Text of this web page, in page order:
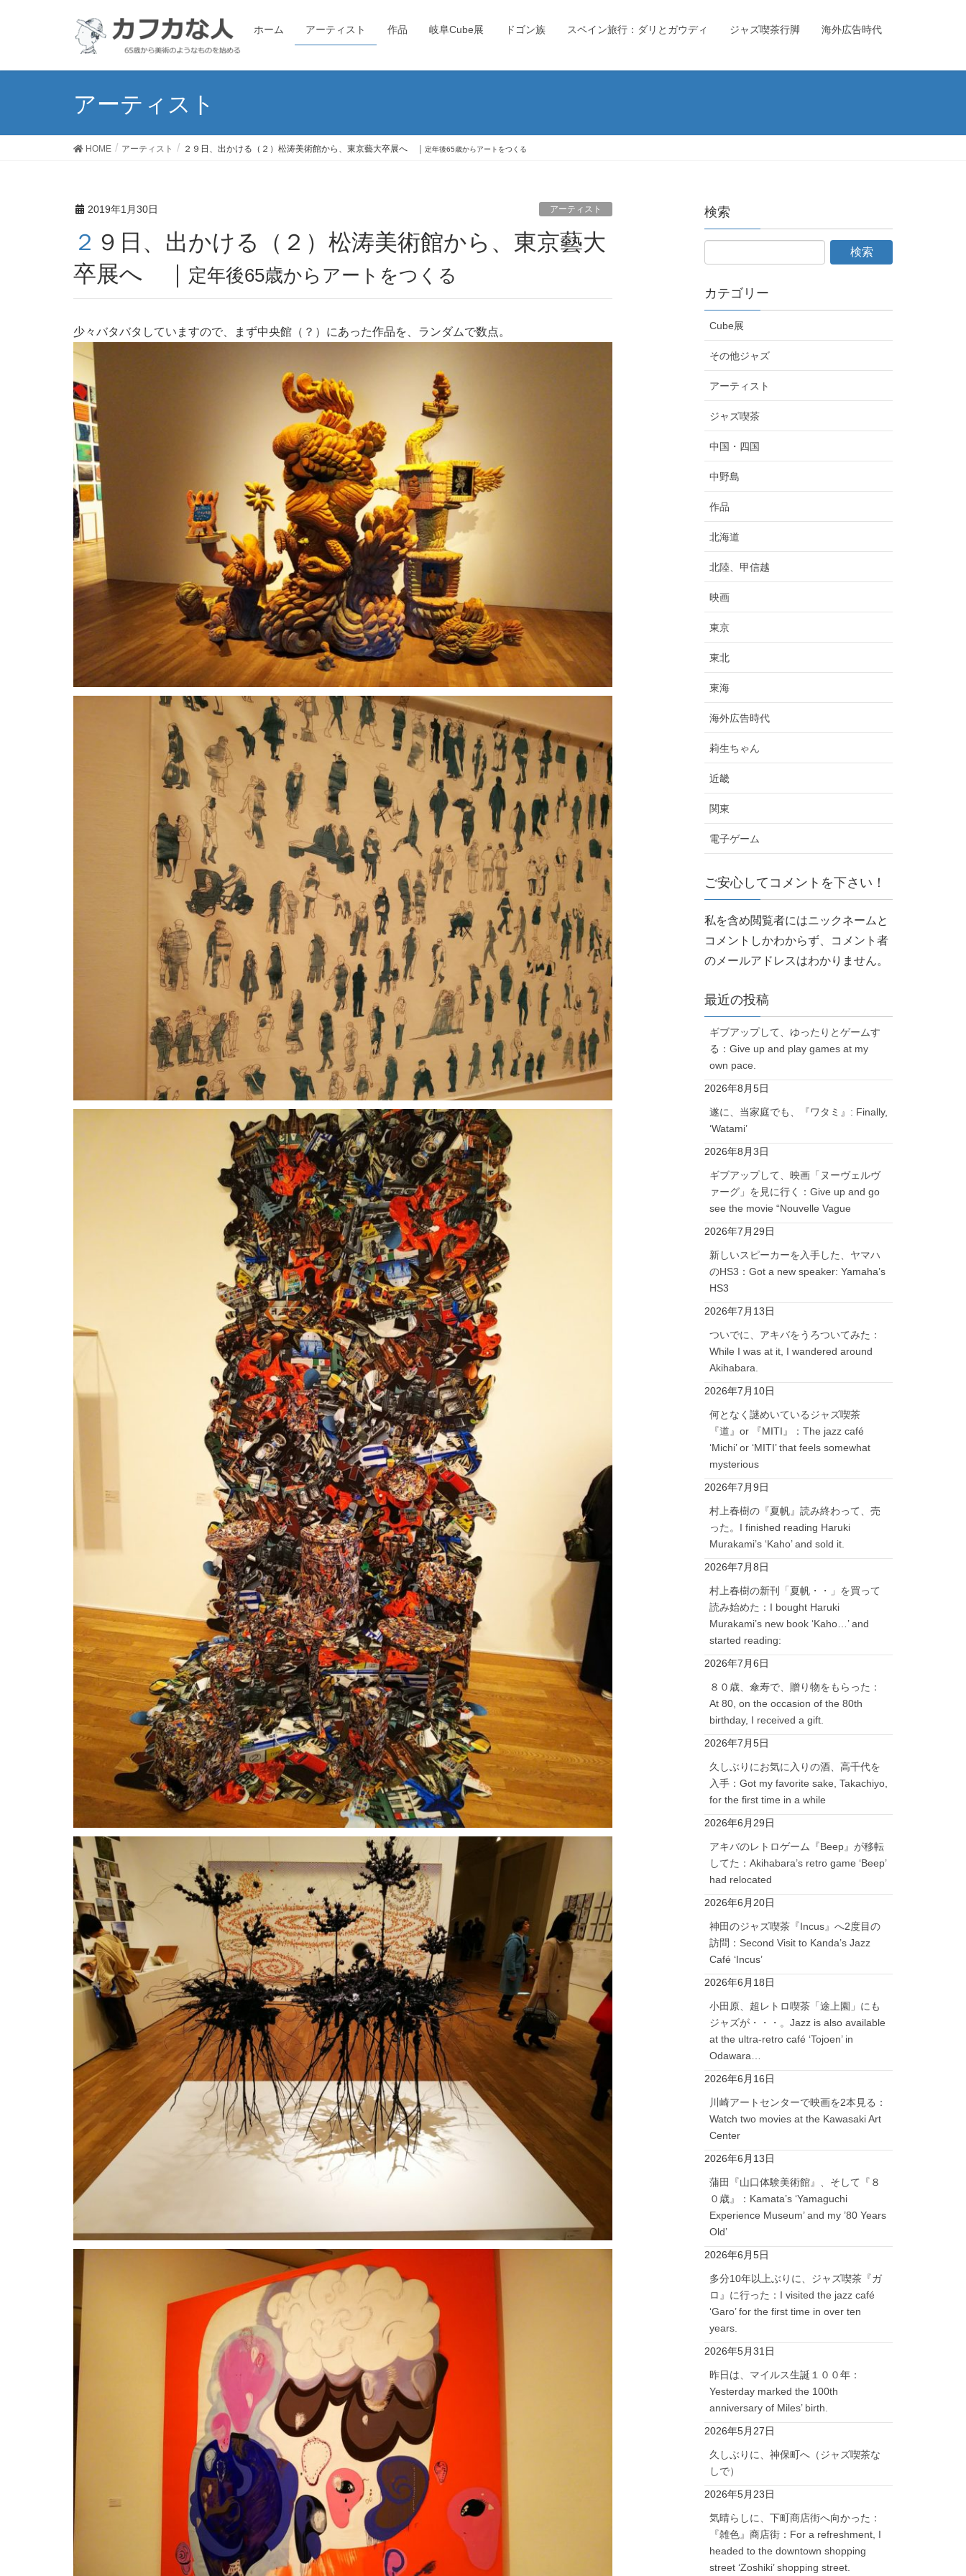
ホーム アーティスト 作品 岐阜Cube展 ドゴン族 スペイン旅行：ダリとガウディ ジャズ喫茶行脚 海外広告時代
アーティスト
HOME アーティスト ２９日、出かける（２）松涛美術館から、東京藝大卒展へ ｜ 定年後65歳からアートをつくる
2019年1月30日 アーティスト
２９日、出かける（２）松涛美術館から、東京藝大
卒展へ ｜
定年後65歳からアートをつくる
少々バタバタしていますので、まず中央館（？）にあった作品を、ランダムで数点。
検索
カテゴリー
Cube展
その他ジャズ
アーティスト
ジャズ喫茶
中国・四国
中野島
作品
北海道
北陸、甲信越
映画
東京
東北
東海
海外広告時代
莉生ちゃん
近畿
関東
電子ゲーム
ご安心してコメントを下さい！
私を含め閲覧者にはニックネームと
コメントしかわからず、
コメント者
のメールアドレスはわかりません。
最近の投稿
ギブアップして、ゆったりとゲームす
る：Give up and play games at my
own pace.
2026年8月5日
遂に、当家庭でも、『ワタミ』: Finally,
‘Watami’
2026年8月3日
ギブアップして、映画「ヌーヴェルヴ
ァーグ」を見に行く：Give up and go
see the movie “Nouvelle Vague
2026年7月29日
新しいスピーカーを入手した、ヤマハ
のHS3：Got a new speaker: Yamaha’s
HS3
2026年7月13日
ついでに、アキバをうろついてみた：
While I was at it, I wandered around
Akihabara.
2026年7月10日
何となく謎めいているジャズ喫茶
『道』or 『MITI』：The jazz café
‘Michi’ or ‘MITI’ that feels somewhat
mysterious
2026年7月9日
村上春樹の『夏帆』読み終わって、売
った。I finished reading Haruki
Murakami’s ‘Kaho’ and sold it.
2026年7月8日
村上春樹の新刊「夏帆・・」を買って
読み始めた：I bought Haruki
Murakami’s new book ‘Kaho…’ and
started reading:
2026年7月6日
８０歳、傘寿で、贈り物をもらった：
At 80, on the occasion of the 80th
birthday, I received a gift.
2026年7月5日
久しぶりにお気に入りの酒、高千代を
入手：Got my favorite sake, Takachiyo,
for the first time in a while
2026年6月29日
アキバのレトロゲーム『Beep』が移転
してた：Akihabara’s retro game ‘Beep’
had relocated
2026年6月20日
神田のジャズ喫茶『Incus』へ2度目の
訪問：Second Visit to Kanda’s Jazz
Café ‘Incus’
2026年6月18日
小田原、超レトロ喫茶「途上園」にも
ジャズが・・・。Jazz is also available
at the ultra-retro café ‘Tojoen’ in
Odawara…
2026年6月16日
川崎アートセンターで映画を2本見る：
Watch two movies at the Kawasaki Art
Center
2026年6月13日
蒲田『山口体験美術館』、そして『８
０歳』：Kamata’s ‘Yamaguchi
Experience Museum’ and my ’80 Years
Old’
2026年6月5日
多分10年以上ぶりに、ジャズ喫茶『ガ
ロ』に行った：I visited the jazz café
‘Garo’ for the first time in over ten
years.
2026年5月31日
昨日は、マイルス生誕１００年：
Yesterday marked the 100th
anniversary of Miles’ birth.
2026年5月27日
久しぶりに、神保町へ（ジャズ喫茶な
しで）
2026年5月23日
気晴らしに、下町商店街へ向かった：
『雑色』商店街：For a refreshment, I
headed to the downtown shopping
street ‘Zoshiki’ shopping street.